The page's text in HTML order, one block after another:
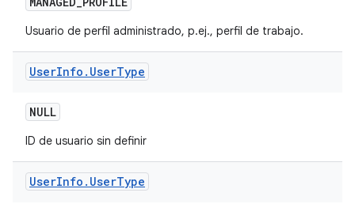
Usuario de perfil administrado, p.ej., perfil de trabajo.
UserInfo . UserType
NULL
ID de usuario sin definir
UserInfo . UserType